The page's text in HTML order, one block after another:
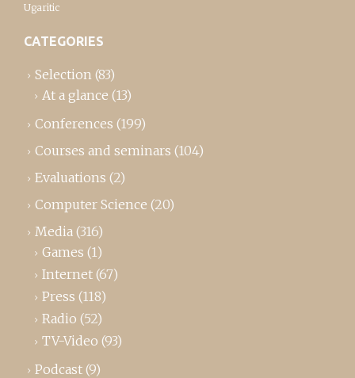
Ugaritic
CATEGORIES
Selection (83)
At a glance (13)
Conferences (199)
Courses and seminars (104)
Evaluations (2)
Computer Science (20)
Media (316)
Games (1)
Internet (67)
Press (118)
Radio (52)
TV-Video (93)
Podcast (9)